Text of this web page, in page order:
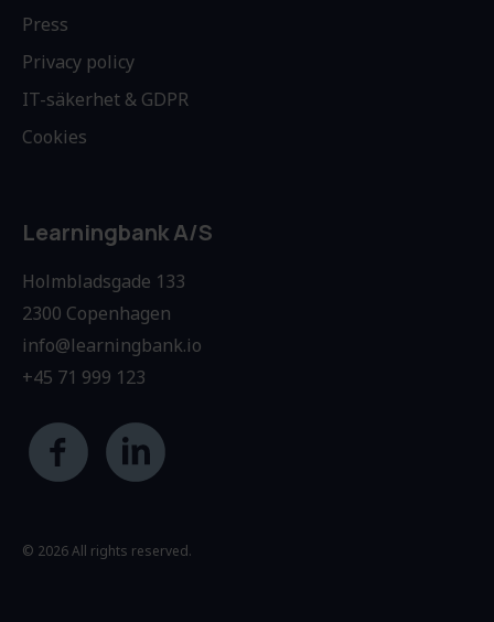
Press
Privacy policy
IT-säkerhet & GDPR
Cookies
Learningbank A/S
Holmbladsgade 133
2300 Copenhagen
info@learningbank.io
+45 71 999 123
© 2026 All rights reserved.